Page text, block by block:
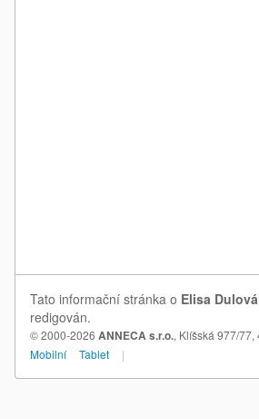
Tato informační stránka o Elisa Dulová
redigován.
© 2000-2026 ANNECA s.r.o., Klíšská 977/
Mobilní
Tablet |